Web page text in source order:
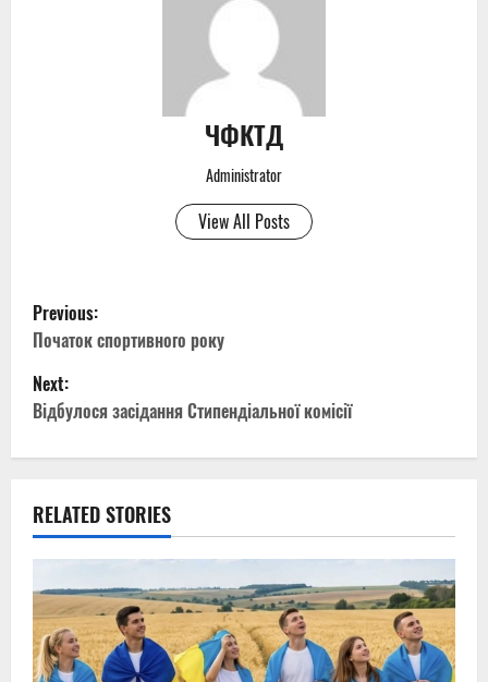
ЧФКТД
Administrator
View All Posts
P
o
s
a
v
i
g
Previous:
Початок спортивного року
Next:
Відбулося засідання Стипендіальної комісії
RELATED STORIES